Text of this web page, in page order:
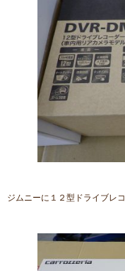
ジムニーに１２型ドライブレ